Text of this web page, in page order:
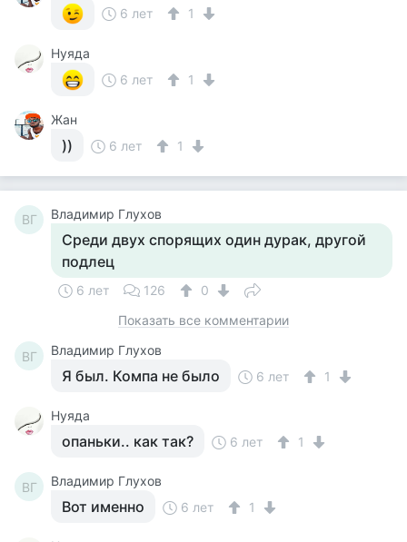
6 лет
1
Нуяда
6 лет
1
Жан
)) 6 лет 1
ВГ Владимир Глухов
Среди двух спорящих один дурак, другой
подлец
6 лет 126
0
Показать все комментарии
ВГ Владимир Глухов
Я был. Компа не было 6 лет 1
Нуяда
опаньки.. как так? 6 лет 1
ВГ Владимир Глухов
Вот именно 6 лет 1